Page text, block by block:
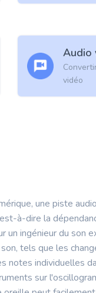
Audio
vidéo
une piste
à-dire la
ingénieur du son
tels que les
notes individuelles
sur